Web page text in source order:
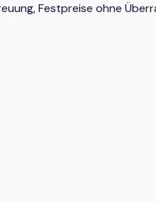
Festpreise ohne